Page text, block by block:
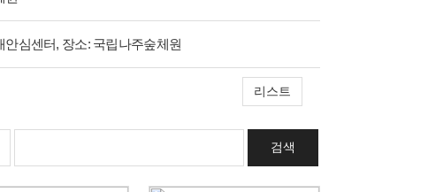
안심센터, 장소: 국립나주숲체원
리스트
검색